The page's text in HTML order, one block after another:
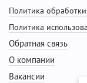
Политика
Политика
Обратная связь
О компании
Вакансии